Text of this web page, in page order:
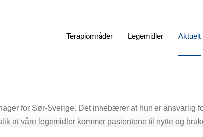
Terapiområder Legemidler Aktuelt
for Sør-Sverige. Det innebærer at hun er ansvarlig
at våre legemidler kommer pasientene til nytte og